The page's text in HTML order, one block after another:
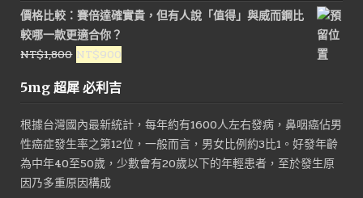
價格比較：賽倍達確實貴，但有人說「值得」與威而鋼比
較哪一款更適合你？
NT$1,800 原
價
NT$1,800。
NT$900
NT$900。
5mg 超犀 必利吉
根據台灣國內最新統計，每年約有1600人左右發病，鼻咽癌佔男
性癌症發生率之第12位，一般而言，男女比例約3比1。好發年齡
為中年40至50歲，少數會有20歲以下的年輕患者，至於發生原
因乃多重原因構成